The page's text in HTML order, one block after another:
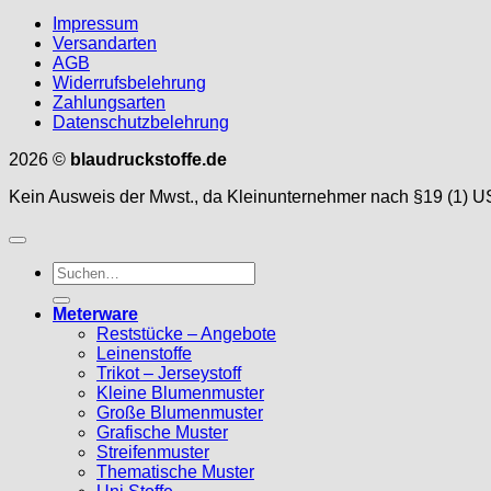
Impressum
Versandarten
AGB
Widerrufsbelehrung
Zahlungsarten
Datenschutzbelehrung
2026 © blaudruckstoffe.de
Kein Ausweis der Mwst., da Kleinunternehmer nach §19 (1)
Suche
nach:
Meterware
Reststücke – Angebote
Leinenstoffe
Trikot – Jerseystoff
Kleine Blumenmuster
Große Blumenmuster
Grafische Muster
Streifenmuster
Thematische Muster